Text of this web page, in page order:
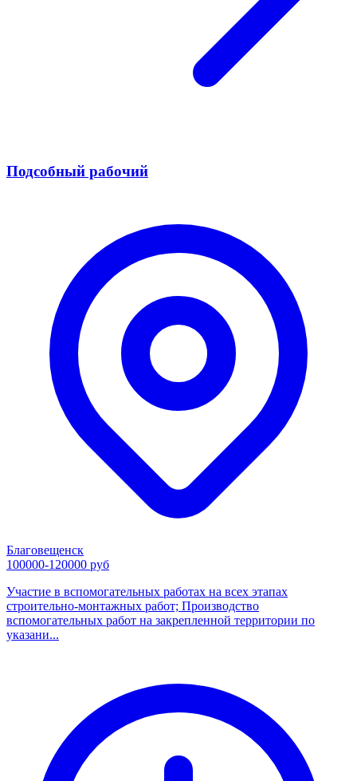
Подсобный рабочий
Благовещенск
100000-120000 руб
Участие в вспомогательных работах на всех этапах
строительно-монтажных работ; Производство
вспомогательных работ на закрепленной территории по
указани...